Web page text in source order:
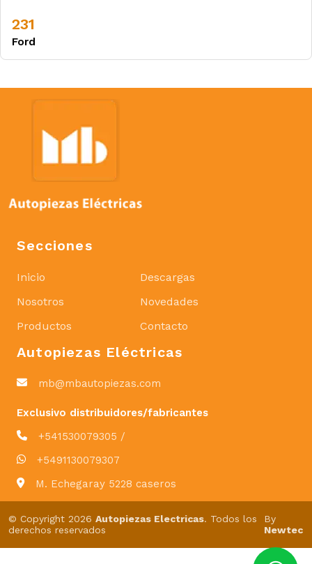
231
Ford
Secciones
Inicio
Nosotros
Productos
Descargas
Novedades
Contacto
Autopiezas Eléctricas
mb@mbautopiezas.com
Exclusivo distribuidores/fabricantes
+541530079305 /
+5491130079307
M. Echegaray 5228 caseros
© Copyright 2026 Autopiezas Electricas. Todos los
derechos reservados
By
Newtec